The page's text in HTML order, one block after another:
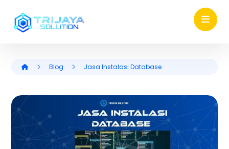
Blog Jasa Instalasi Database